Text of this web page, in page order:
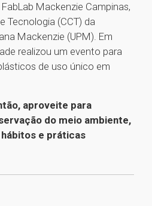
Mackenzie Campinas,
Tecnologia (CCT) da
Mackenzie (UPM). Em
realizou um evento para
de uso único em
aproveite para
do meio ambiente,
hábitos e práticas